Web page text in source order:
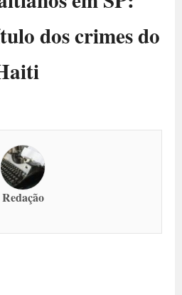
dos crimes do
Redação